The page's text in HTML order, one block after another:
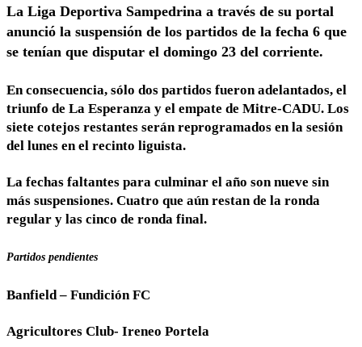
La Liga Deportiva Sampedrina a través de su portal
anunció la suspensión de los partidos de la fecha 6 que
se tenían que disputar el domingo 23 del corriente.
En consecuencia, sólo dos partidos fueron adelantados, el
triunfo de La Esperanza y el empate de Mitre-CADU. Los
siete cotejos restantes serán reprogramados en la sesión
del lunes en el recinto liguista.
La fechas faltantes para culminar el año son nueve sin
más suspensiones. Cuatro que aún restan de la ronda
regular y las cinco de ronda final.
Partidos pendientes
Banfield – Fundición FC
Agricultores Club- Ireneo Portela